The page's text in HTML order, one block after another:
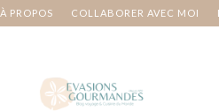
À PROPOS COLLABORER AVEC MOI